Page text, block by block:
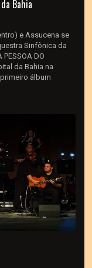
Bahia
e Assucena se
Sinfônica da
DO
da Bahia na
álbum